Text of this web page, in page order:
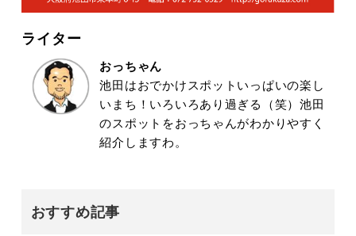
ライター
おっちゃん
池田はおでかけスポットいっぱいの楽し
いまち！いろいろあり過ぎる（笑）池田
のスポットをおっちゃんがわかりやすく
紹介しますわ。
おすすめ記事